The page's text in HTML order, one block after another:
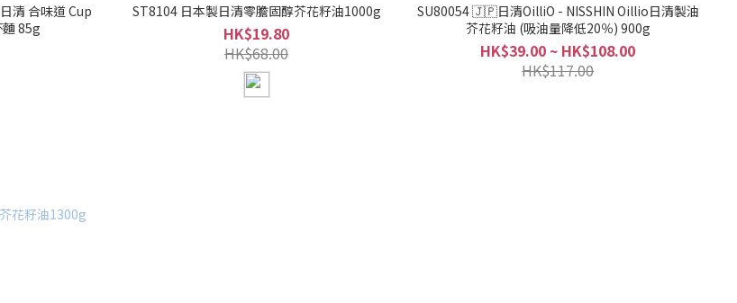
Cup
Noodie 特濃芝士咖哩杯麵 85g
ST8104 日本製日清零膽固醇芥花籽油1000g
HK$19.80
HK$68.00
SU80054 🇯🇵日清OilliO - NISSHIN Oillio日清製油
芥花籽油 (吸油量降低20％) 900g
HK$39.00 ~ HK$108.00
HK$117.00